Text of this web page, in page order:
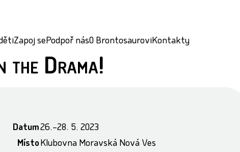
Zapoj sePodpoř násO BrontosauroviKontakty
the Drama!
Datum26.–28. 5. 2023
MístoKlubovna Moravská Nová Ves